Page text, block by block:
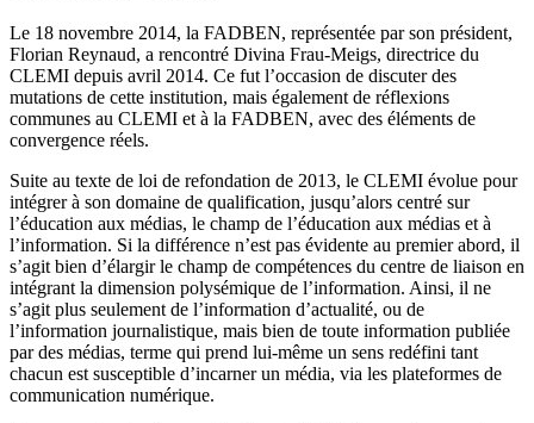
Le 18 novembre 2014, la FADBEN, représentée par son président,
Florian Reynaud, a rencontré Divina Frau-Meigs, directrice du
CLEMI depuis avril 2014. Ce fut l’occasion de discuter des
mutations de cette institution, mais également de réflexions
communes au CLEMI et à la FADBEN, avec des éléments de
convergence réels.
Suite au texte de loi de refondation de 2013, le CLEMI évolue pour
intégrer à son domaine de qualification, jusqu’alors centré sur
l’éducation aux médias, le champ de l’éducation aux médias et à
l’information. Si la différence n’est pas évidente au premier abord, il
s’agit bien d’élargir le champ de compétences du centre de liaison en
intégrant la dimension polysémique de l’information. Ainsi, il ne
s’agit plus seulement de l’information d’actualité, ou de
l’information journalistique, mais bien de toute information publiée
par des médias, terme qui prend lui-même un sens redéfini tant
chacun est susceptible d’incarner un média, via les plateformes de
communication numérique.